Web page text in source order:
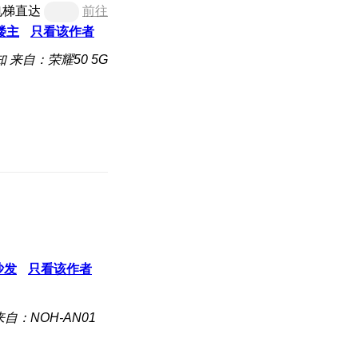
直达
前往
主
只看该作者
来自：荣耀50 5G
发 只看该作者
自：NOH-AN01